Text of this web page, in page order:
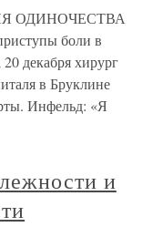
ОДИНОЧЕСТВА
боли в
декабря хирург
в Бруклине
Инфельд: «Я
и